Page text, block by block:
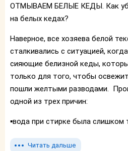
ОТМЫВАЕМ БЕЛЫЕ КЕДЫ. Как
на белых кедах?
Наверное, все хозяева белой
сталкивались с ситуацией,
сияющие белизной кеды,
только для того, чтобы
пошли желтыми разводами.
одной из трех причин:
▪️вода при стирке была слишком
Читать дальше